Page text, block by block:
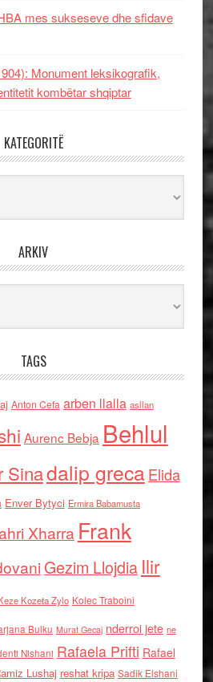
mes sukseseve dhe sfidave
Monument leksikografik,
kombëtar shqiptar
KATEGORITË
ARKIV
TAGS
Anton Cefa arben llalla asllan
Aurenc Bebja Behlul
Sinadalip grecaElida
Enver Bytyci Ermira Babamusta
Xharra Frank
Gezim Llojdia Ilir
Kozeta Zylo Kolec Traboini
Bulku Murat Gecaj nderroi jete ne
Nishani Rafaela Prifti Rafael
Lushaj reshat kripa Sadik Elshani